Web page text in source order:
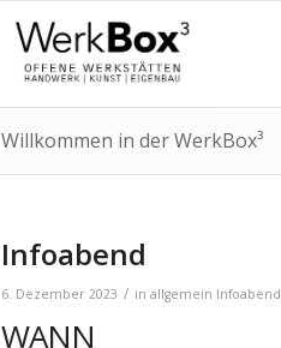
Willkommen in der WerkBox³
Infoabend
6. Dezember 2023 / inallgemein Infoabend
WANN